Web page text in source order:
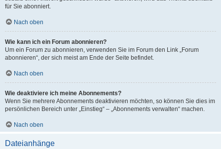
für Sie abonniert.
Nach oben
Wie kann ich ein Forum abonnieren?
Um ein Forum zu abonnieren, verwenden Sie im Forum den Link „Forum
abonnieren“, der sich meist am Ende der Seite befindet.
Nach oben
Wie deaktiviere ich meine Abonnements?
Wenn Sie mehrere Abonnements deaktivieren möchten, so können Sie dies im
persönlichen Bereich unter „Einstieg“ – „Abonnements verwalten“ machen.
Nach oben
Dateianhänge